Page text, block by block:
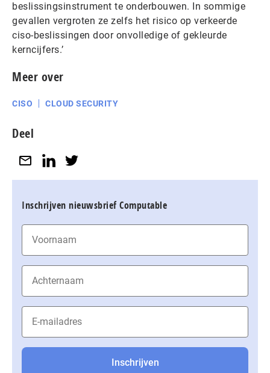
beslissingsinstrument te onderbouwen. In sommige
gevallen vergroten ze zelfs het risico op verkeerde
ciso-beslissingen door onvolledige of gekleurde
kerncijfers.’
Meer over
CISO CLOUD SECURITY
Deel
Inschrijven nieuwsbrief Computable